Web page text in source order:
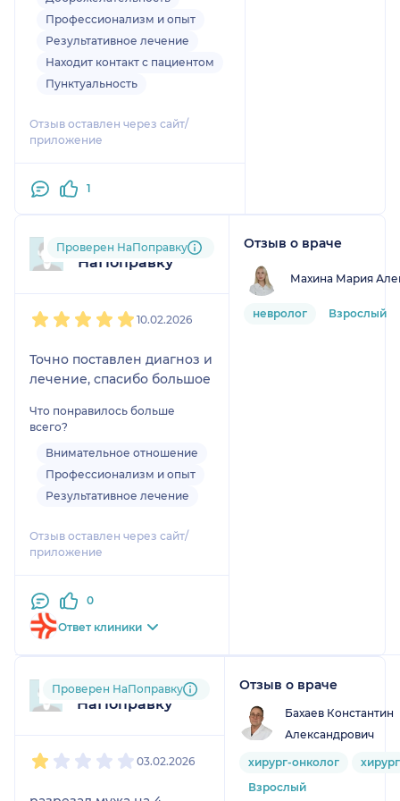
кормить ее своими
визитами? Еле увели маму
Сейчас стала чувствовать
намного лучше.
схемы лечения. Она
Профессионал с большой
детали. Езжу к ней на прием
врача.
Профессионализм и опыт
Результативное лечение
Находит контакт с пациентом
Пунктуальность
Отзыв оставлен через сайт/
приложение
1
Пользователь
НаПоправку
Проверен НаПоправку
10.02.2026
Точно поставлен диагноз и
лечение, спасибо большое
Что понравилось больше
всего?
Внимательное отношение
Профессионализм и опыт
Результативное лечение
Отзыв оставлен через сайт/
приложение
0
Ответ клиники
Отзыв о враче
Махина Мария
невролог Взрослый
Пользователь
НаПоправку
Проверен НаПоправку
03.02.2026
Отзыв о враче
Бахаев Константин
Александрович
хирург-онколог
хирург
Взрослый